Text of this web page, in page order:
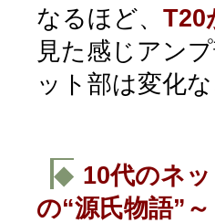
なるほど、 T20
見た感じアン
ット部は変化
◆ 10代のネ
の“源氏物語”